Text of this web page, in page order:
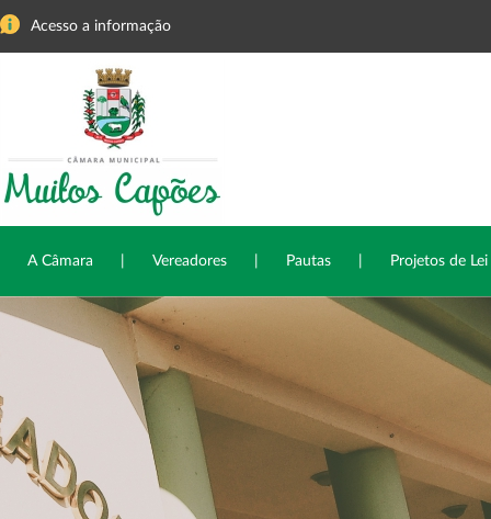
Acesso a informação
A Câmara Vereadores Pautas Projetos de Lei